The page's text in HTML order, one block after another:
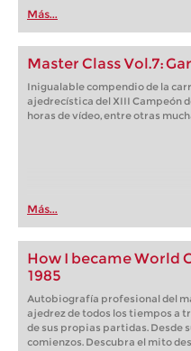
Más...
Master Class Vol.7:
Inigualable compendio de la
ajedrecística del XIII Campeón
horas de vídeo, entre otras
Más...
How I became World
1985
Autobiografía profesional del
ajedrez de todos los tiempos a
de sus propias partidas. Desde
comienzos. Descubra el mito